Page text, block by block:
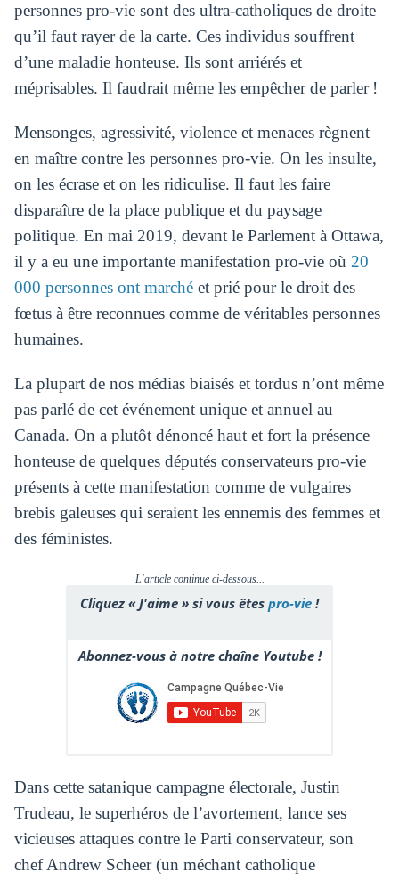
personnes pro-vie sont des ultra-catholiques de droite
qu’il faut rayer de la carte. Ces individus souffrent
d’une maladie honteuse. Ils sont arriérés et
méprisables. Il faudrait même les empêcher de parler !
Mensonges, agressivité, violence et menaces règnent
en maître contre les personnes pro-vie. On les insulte,
on les écrase et on les ridiculise. Il faut les faire
disparaître de la place publique et du paysage
politique. En mai 2019, devant le Parlement à Ottawa,
il y a eu une importante manifestation pro-vie où 20
000 personnes ont marchéet prié pour le droit des
fœtus à être reconnues comme de véritables personnes
humaines.
La plupart de nos médias biaisés et tordus n’ont même
pas parlé de cet événement unique et annuel au
Canada. On a plutôt dénoncé haut et fort la présence
honteuse de quelques députés conservateurs pro-vie
présents à cette manifestation comme de vulgaires
brebis galeuses qui seraient les ennemis des femmes et
des féministes.
L'article continue ci-dessous...
Cliquez « J'aime » si vous êtes pro-vie !
Abonnez-vous à notre chaîne Youtube !
Dans cette satanique campagne électorale, Justin
Trudeau, le superhéros de l’avortement, lance ses
vicieuses attaques contre le Parti conservateur, son
chef Andrew Scheer (un méchant catholique